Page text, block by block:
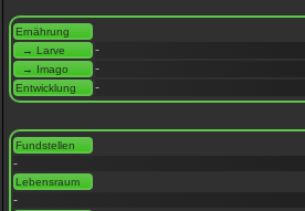
Ernährung
→ Larve
-
→ Imago -
Entwicklung -
Fundstellen
-
Lebensraum
-